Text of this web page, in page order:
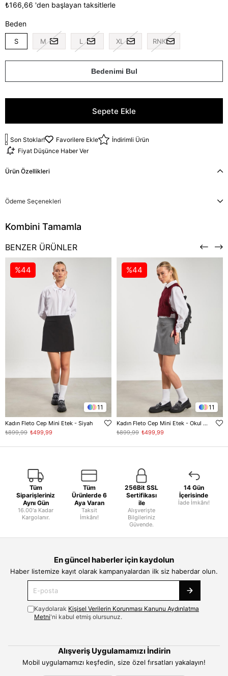
₺166,66 'den başlayan taksitlerle
Beden
S M L XL RNK
Bedenimi Bul
Son Stoklar! Favorilere Ekle
İndirimli Ürün
Fiyat Düşünce Haber Ver
Ürün Özellikleri
Ödeme Seçenekleri
BENZER ÜRÜNLER
11
Kadın Fleto Cep Mini Etek - Siyah
₺499,99
₺899,99
%44
11
Kadın Fleto Cep Mini Etek - Okul Gri
₺499,99
₺899,99
%44
Tüm
Siparişleriniz
Aynı Gün
16.00'a Kadar
Kargolanır.
Tüm
Ürünlerde 6
Aya Varan
Taksit
İmkânı!
256Bit SSL
Sertifikası
ile
Alışverişte
Bilgileriniz
Güvende.
14 Gün
İçerisinde
İade İmkânı!
En güncel haberler için kaydolun
Haber listemize kayıt olarak kampanyalardan ilk siz haberdar olun.
Kaydolarak Kişisel Verilerin Korunması Kanunu Aydınlatma
Metni'ni kabul etmiş olursunuz.
Alışveriş Uygulamamızı İndirin
Mobil uygulamamızı keşfedin, size özel fırsatları yakalayın!